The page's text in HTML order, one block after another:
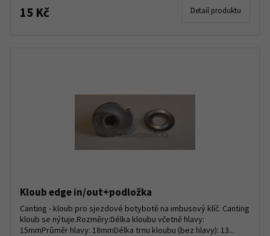
15 Kč Detail produktu
Kloub edge in/out+podložka
Canting - kloub pro sjezdové botybotě na imbusový klíč. Canting
kloub se nýtuje.Rozměry:Délka kloubu včetně hlavy:
15mmPrůměr hlavy: 18mmDélka trnu kloubu (bez hlavy): 13...